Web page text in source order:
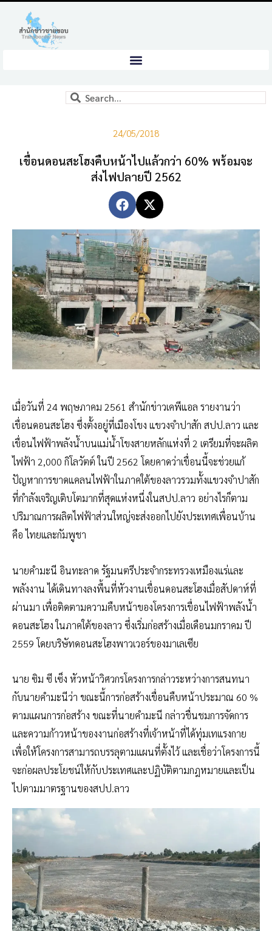
24/05/2018
เขื่อนดอนสะโฮงคืบหน้าไปแล้วกว่า 60% พร้อมจะ
ส่งไฟปลายปี 2562
เมื่อวันที่ 24 พฤษภาคม 2561 สำนักข่าวเคพีแอล รายงานว่า
เขื่อนดอนสะโฮง ซึ่งตั้งอยู่ที่เมืองโขง แขวงจำปาสัก สปป.ลาว และ
เขื่อนไฟฟ้าพลังน้ำบนแม่น้ำโขงสายหลักแห่งที่ 2 เตรียมที่จะผลิต
ไฟฟ้า 2,000 กิโลวัตต์ ในปี 2562 โดยคาดว่าเขื่อนนี้จะช่วยแก้
ปัญหาการขาดแคลนไฟฟ้าในภาคใต้ของลาวรวมทั้งแขวงจำปาสัก
ที่กำลังเจริญเติบโตมากที่สุดแห่งหนึ่งในสปป.ลาว อย่างไรก็ตาม
ปริมาณการผลิตไฟฟ้าส่วนใหญ่จะส่งออกไปยังประเทศเพื่อนบ้าน
คือ ไทยและกัมพูชา
นายคำมะนี อินทะลาด รัฐมนตรีประจำกระทรวงเหมืองแร่และ
พลังงาน ได้เดินทางลงพื้นที่หัวงานเขื่อนดอนสะโฮงเมื่อสัปดาห์ที่
ผ่านมา เพื่อติดตามความคืบหน้าของโครงการเขื่อนไฟฟ้าพลังน้ำ
ดอนสะโฮง ในภาคใต้ของลาว ซึ่งเริ่มก่อสร้างเมื่อเดือนมกราคม ปี
2559 โดยบริษัทดอนสะโฮงพาวเวอร์ของมาเลเซีย
นาย ซิม ซี เซ็ง หัวหน้าวิศวกรโครงการกล่าวระหว่างการสนทนา
กับนายคำมะนีว่า ขณะนี้การก่อสร้างเขื่อนคืบหน้าประมาณ 60 %
ตามแผนการก่อสร้าง ขณะที่นายคำมะนี กล่าวชื่นชมการจัดการ
และความก้าวหน้าของงานก่อสร้างที่เจ้าหน้าที่ได้ทุ่มเทแรงกาย
เพื่อให้โครงการสามารถบรรลุตามแผนที่ตั้งไว้ และเชื่อว่าโครงการนี้
จะก่อผลประโยชน์ให้กับประเทศและปฏิบัติตามกฎหมายและเป็น
ไปตามมาตรฐานของสปป.ลาว